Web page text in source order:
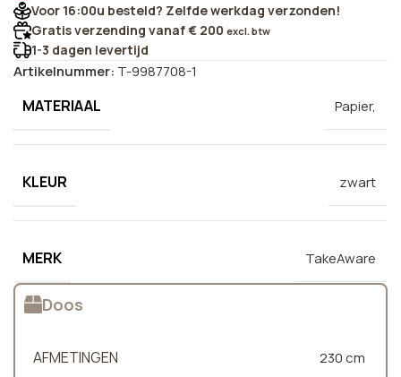
Voor 16:00u besteld? Zelfde werkdag verzonden!
Gratis verzending vanaf € 200 excl. btw
1-3 dagen levertijd
Artikelnummer: T-9987708-1
MATERIAAL Papier,
KLEUR zwart
MERK TakeAware
Doos
AFMETINGEN 230 cm